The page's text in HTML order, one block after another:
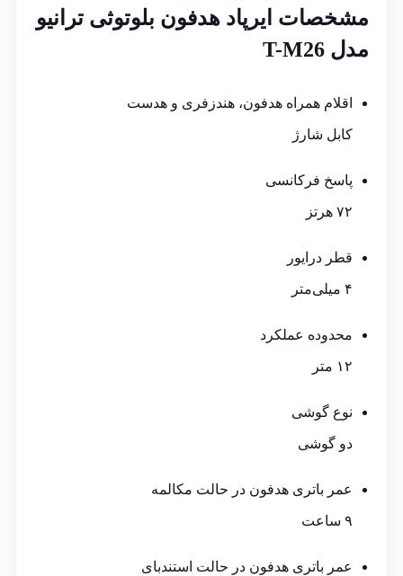
مشخصات ایرپاد هدفون بلوتوثی ترانیو
مدل T-M26
اقلام همراه هدفون، هندزفری و هدست
کابل شارژ
پاسخ فرکانسی
۷۲ هرتز
قطر درایور
۴ میلی‌متر
محدوده عملکرد
۱۲ متر
نوع گوشی
دو گوشی
عمر باتری هدفون در حالت مکالمه
۹ ساعت
عمر باتری هدفون در حالت استندبای